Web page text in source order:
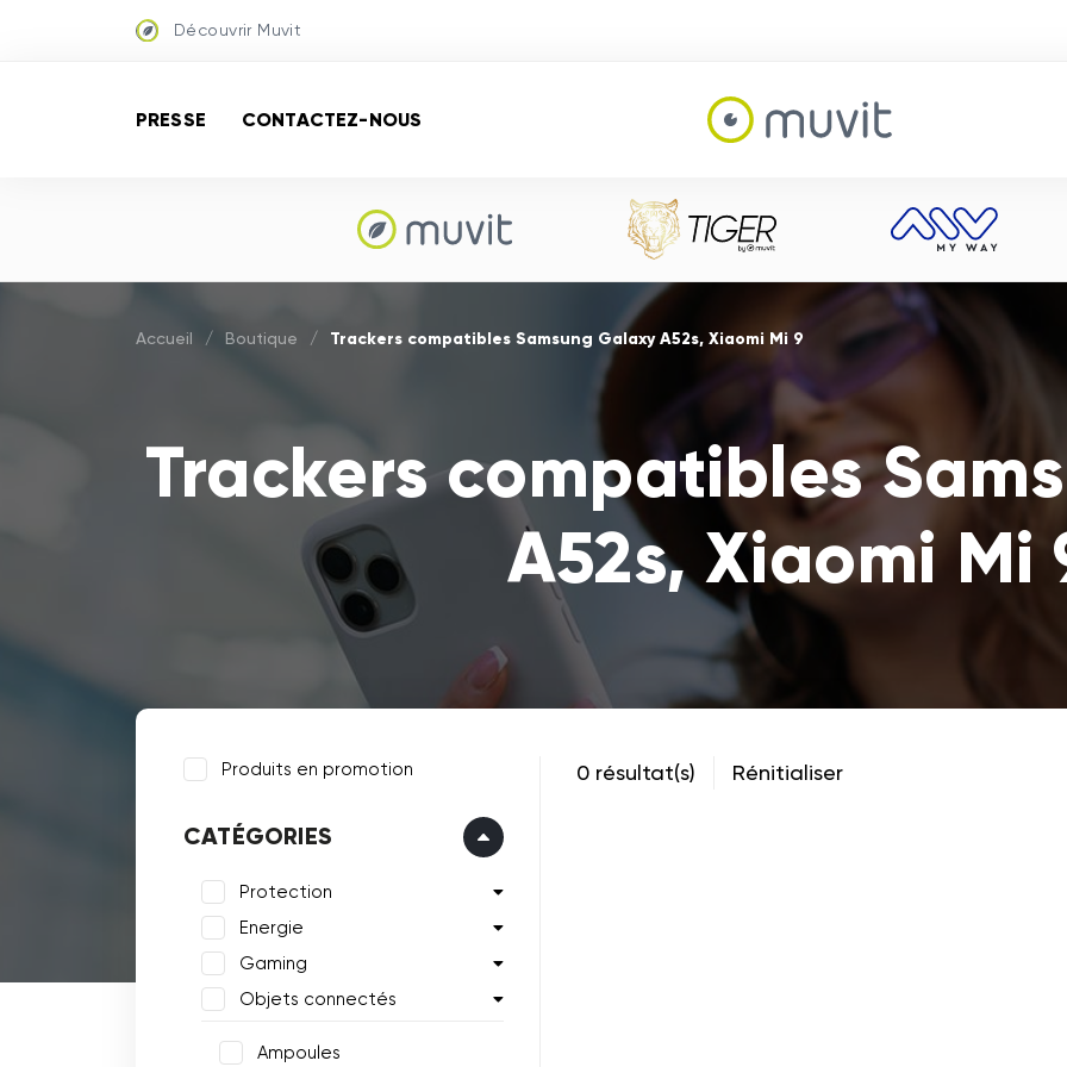
Découvrir Muvit
PRESSE CONTACTEZ-NOUS
Accueil / Boutique / Trackers compatibles Samsung Galaxy A52s, Xiaomi Mi 9
Trackers compatibles
A52s, Xiaomi Mi
Produits en promotion
CATÉGORIES
Protection
Energie
Gaming
Objets connectés
Ampoules
0 résultat(s) Rénitialiser